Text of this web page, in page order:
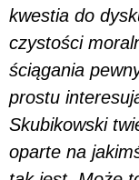
kwestia do
czystości
ściągania
prostu
Skubikowski
oparte na